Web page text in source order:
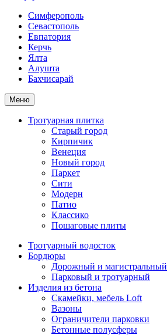
Симферополь
Севастополь
Евпатория
Керчь
Ялта
Алушта
Бахчисарай
Меню
Тротуарная плитка
Старый город
Кирпичик
Венеция
Новый город
Паркет
Сити
Модерн
Патио
Классико
Пошаговые плиты
Тротуарный водосток
Бордюры
Дорожный и магистральный
Парковый и тротуарный
Изделия из бетона
Скамейки, мебель Loft
Вазоны
Ограничители парковки
Бетонные полусферы